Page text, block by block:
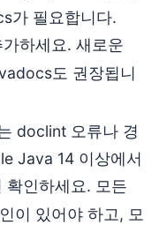
가 필요합니다.
하세요. 새로운
도 권장됩니
doclint 오류나 경
Java 14 이상에서
확인하세요. 모든
이 있어야 하고, 모